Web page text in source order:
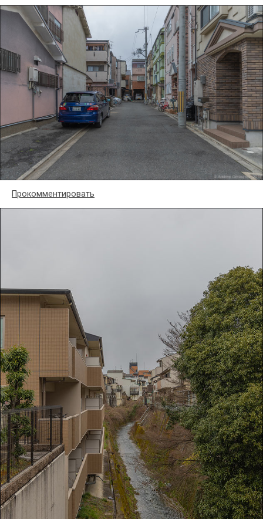
Прокомментировать